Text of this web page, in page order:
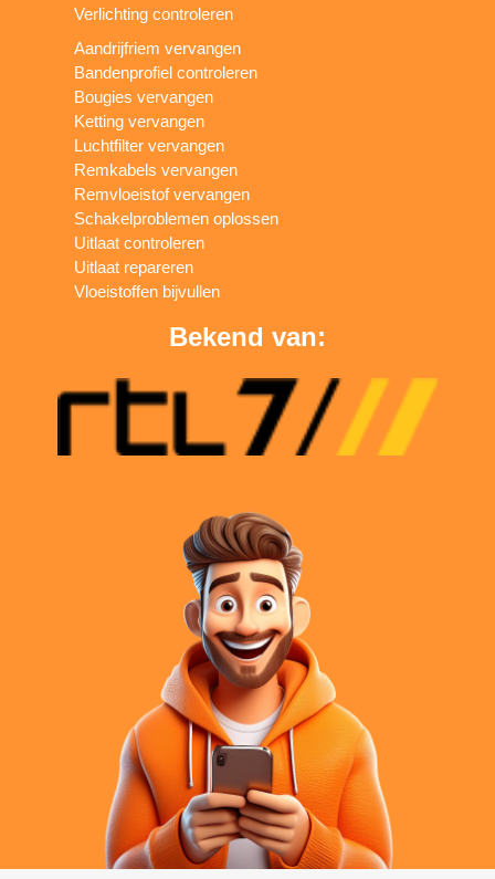
Verlichting controleren
Aandrijfriem vervangen
Bandenprofiel controleren
Bougies vervangen
Ketting vervangen
Luchtfilter vervangen
Remkabels vervangen
Remvloeistof vervangen
Schakelproblemen oplossen
Uitlaat controleren
Uitlaat repareren
Vloeistoffen bijvullen
Bekend van: